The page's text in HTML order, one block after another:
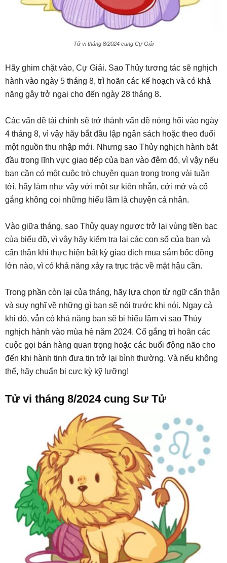
Tử vi tháng 8/2024 cung Cự Giải
Hãy ghim chặt vào, Cự Giải. Sao Thủy tương tác sẽ nghịch
hành vào ngày 5 tháng 8, trì hoãn các kế hoạch và có khả
năng gây trở ngại cho đến ngày 28 tháng 8.
Các vấn đề tài chính sẽ trở thành vấn đề nóng hổi vào ngày
4 tháng 8, vì vậy hãy bắt đầu lập ngân sách hoặc theo đuổi
một nguồn thu nhập mới. Nhưng sao Thủy nghịch hành bắt
đầu trong lĩnh vực giao tiếp của bạn vào đêm đó, vì vậy nếu
bạn cần có một cuộc trò chuyện quan trọng trong vài tuần
tới, hãy làm như vậy với một sự kiên nhẫn, cởi mở và cố
gắng không coi những hiểu lầm là chuyện cá nhân.
Vào giữa tháng, sao Thủy quay ngược trở lại vùng tiền bạc
của biểu đồ, vì vậy hãy kiểm tra lại các con số của bạn và
cẩn thận khi thực hiện bất kỳ giao dịch mua sắm bốc đồng
lớn nào, vì có khả năng xảy ra trục trặc về mặt hậu cần.
Trong phần còn lại của tháng, hãy lựa chọn từ ngữ cẩn thận
và suy nghĩ về những gì bạn sẽ nói trước khi nói. Ngay cả
khi đó, vẫn có khả năng bạn sẽ bị hiểu lầm vì sao Thủy
nghịch hành vào mùa hè năm 2024. Cố gắng trì hoãn các
cuộc gọi bán hàng quan trọng hoặc các buổi động não cho
đến khi hành tinh đưa tin trở lại bình thường. Và nếu không
thể, hãy chuẩn bị cực kỳ kỹ lưỡng!
Tử vi tháng 8/2024 cung Sư Tử